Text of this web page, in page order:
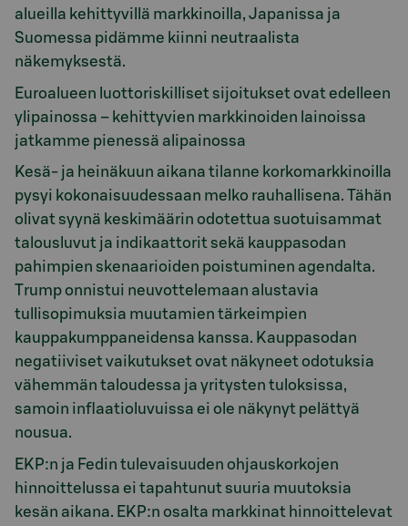
alueilla kehittyvillä markkinoilla, Japanissa ja
Suomessa pidämme kiinni neutraalista
näkemyksestä.
Euroalueen luottoriskilliset sijoitukset ovat edelleen
ylipainossa – kehittyvien markkinoiden lainoissa
jatkamme pienessä alipainossa
Kesä- ja heinäkuun aikana tilanne korkomarkkinoilla
pysyi kokonaisuudessaan melko rauhallisena. Tähän
olivat syynä keskimäärin odotettua suotuisammat
talousluvut ja indikaattorit sekä kauppasodan
pahimpien skenaarioiden poistuminen agendalta.
Trump onnistui neuvottelemaan alustavia
tullisopimuksia muutamien tärkeimpien
kauppakumppaneidensa kanssa. Kauppasodan
negatiiviset vaikutukset ovat näkyneet odotuksia
vähemmän taloudessa ja yritysten tuloksissa,
samoin inflaatioluvuissa ei ole näkynyt pelättyä
nousua.
EKP:n ja Fedin tulevaisuuden ohjauskorkojen
hinnoittelussa ei tapahtunut suuria muutoksia
kesän aikana. EKP:n osalta markkinat hinnoittelevat